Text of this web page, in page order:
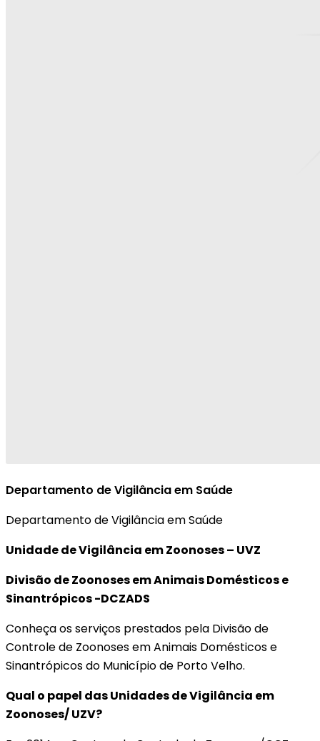
Departamento de Vigilância em Saúde
Departamento de Vigilância em Saúde
Unidade de Vigilância em Zoonoses – UVZ
Divisão de Zoonoses em Animais Domésticos e
Sinantrópicos -DCZADS
Conheça os serviços prestados pela Divisão de
Controle de Zoonoses em Animais Domésticos e
Sinantrópicos do Município de Porto Velho.
Qual o papel das Unidades de Vigilância em
Zoonoses/ UZV?